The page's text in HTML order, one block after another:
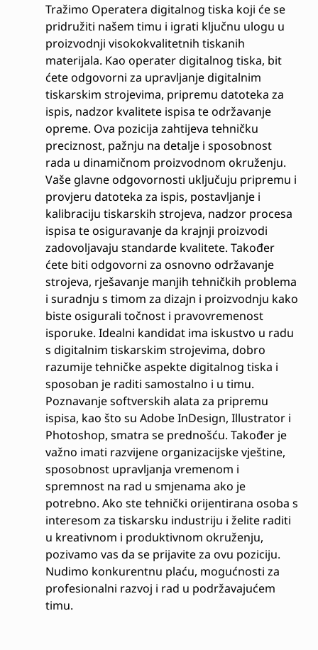
Tražimo Operatera digitalnog tiska koji će se
pridružiti našem timu i igrati ključnu ulogu u
proizvodnji visokokvalitetnih tiskanih
materijala. Kao operater digitalnog tiska, bit
ćete odgovorni za upravljanje digitalnim
tiskarskim strojevima, pripremu datoteka za
ispis, nadzor kvalitete ispisa te održavanje
opreme. Ova pozicija zahtijeva tehničku
preciznost, pažnju na detalje i sposobnost
rada u dinamičnom proizvodnom okruženju.
Vaše glavne odgovornosti uključuju pripremu i
provjeru datoteka za ispis, postavljanje i
kalibraciju tiskarskih strojeva, nadzor procesa
ispisa te osiguravanje da krajnji proizvodi
zadovoljavaju standarde kvalitete. Također
ćete biti odgovorni za osnovno održavanje
strojeva, rješavanje manjih tehničkih problema
i suradnju s timom za dizajn i proizvodnju kako
biste osigurali točnost i pravovremenost
isporuke. Idealni kandidat ima iskustvo u radu
s digitalnim tiskarskim strojevima, dobro
razumije tehničke aspekte digitalnog tiska i
sposoban je raditi samostalno i u timu.
Poznavanje softverskih alata za pripremu
ispisa, kao što su Adobe InDesign, Illustrator i
Photoshop, smatra se prednošću. Također je
važno imati razvijene organizacijske vještine,
sposobnost upravljanja vremenom i
spremnost na rad u smjenama ako je
potrebno. Ako ste tehnički orijentirana osoba s
interesom za tiskarsku industriju i želite raditi
u kreativnom i produktivnom okruženju,
pozivamo vas da se prijavite za ovu poziciju.
Nudimo konkurentnu plaću, mogućnosti za
profesionalni razvoj i rad u podržavajućem
timu.